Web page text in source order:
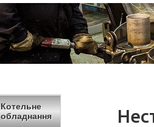
Котельне
обладнання